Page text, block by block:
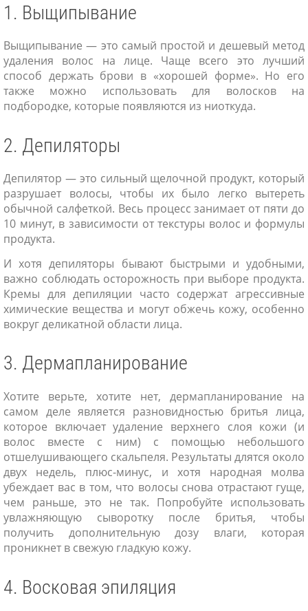
1. Выщипывание
Выщипывание — это самый простой и дешевый метод
удаления волос на лице. Чаще всего это лучший
способ держать брови в «хорошей форме». Но его
также можно использовать для волосков на
подбородке, которые появляются из ниоткуда.
2. Депиляторы
Депилятор — это сильный щелочной продукт, который
разрушает волосы, чтобы их было легко вытереть
обычной салфеткой. Весь процесс занимает от пяти до
10 минут, в зависимости от текстуры волос и формулы
продукта.
И хотя депиляторы бывают быстрыми и удобными,
важно соблюдать осторожность при выборе продукта.
Кремы для депиляции часто содержат агрессивные
химические вещества и могут обжечь кожу, особенно
вокруг деликатной области лица.
3. Дермапланирование
Хотите верьте, хотите нет, дермапланирование на
самом деле является разновидностью бритья лица,
которое включает удаление верхнего слоя кожи (и
волос вместе с ним) с помощью небольшого
отшелушивающего скальпеля. Результаты длятся около
двух недель, плюс-минус, и хотя народная молва
убеждает вас в том, что волосы снова отрастают гуще,
чем раньше, это не так. Попробуйте использовать
увлажняющую сыворотку после бритья, чтобы
получить дополнительную дозу влаги, которая
проникнет в свежую гладкую кожу.
4. Восковая эпиляция